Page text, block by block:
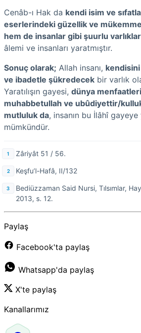
Cenâb-ı Hak da kendi isim ve
eserlerindeki güzellik ve
hem de insanlar gibi şuurlu
âlemi ve insanları yaratmıştır.
Sonuç olarak; Allah insanı,
ve ibadetle şükredecek bir varlık
Yaratılışın gayesi, dünya
muhabbetullah ve ubûdiyettir/
mutluluk da, insanın bu İlâhî
mümkündür.
Zâriyât 51 / 56.
Keşfu’l-Hafâ, II/132
Bediüzzaman Said Nursi, Tılsımlar,
2013, s. 12.
Paylaş
Facebook'ta paylaş
Whatsapp'da paylaş
X'te paylaş
Kanallarımız